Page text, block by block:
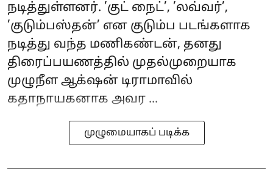
நடித்துள்ளனர். ’குட் நைட்’, ’லவ்வர்’,
’குடும்பஸ்தன்’ என குடும்ப படங்களாக
நடித்து வந்த மணிகண்டன், தனது
திரைப்பயணத்தில் முதல்முறையாக
முழுநீள ஆக்‌ஷன் டிராமாவில்
கதாநாயகனாக அவர ...
முழுமையாகப் படிக்க